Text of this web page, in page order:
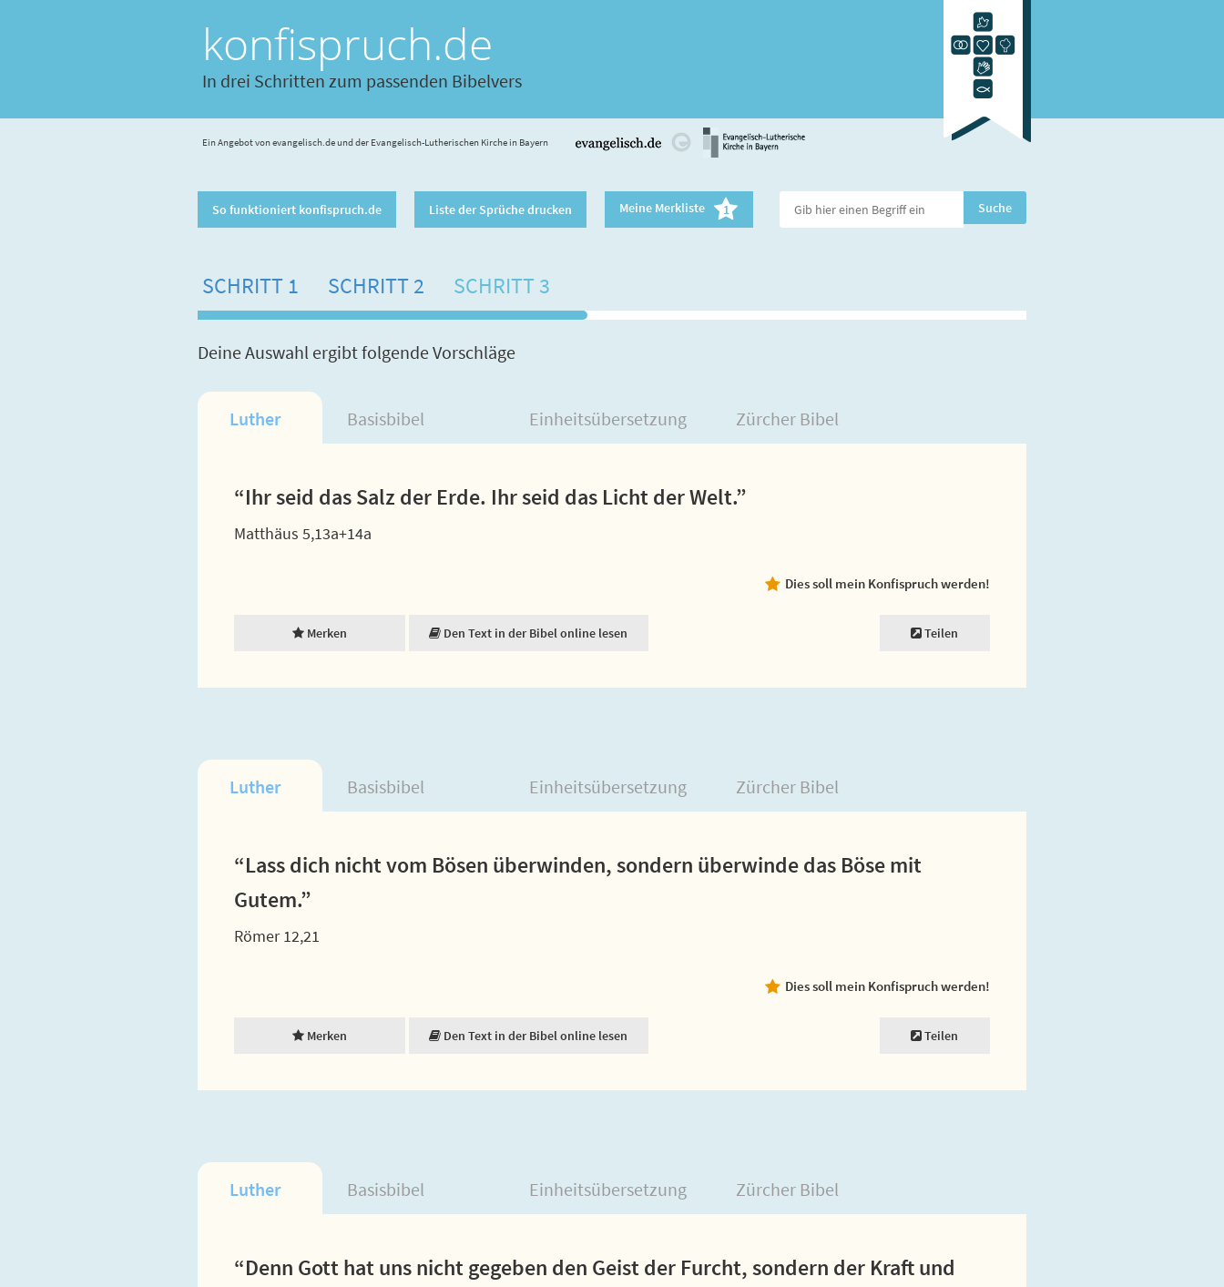
konfispruch.de
In drei Schritten zum passenden Bibelvers
Ein Angebot von evangelisch.de und der Evangelisch-Lutherischen Kirche in Bayern
So funktioniert konfispruch.de Liste der Sprüche drucken Meine Merkliste 1
SCHRITT 1 SCHRITT 2 SCHRITT 3
Deine Auswahl ergibt folgende Vorschläge
Luther Basisbibel Einheitsübersetzung Zürcher Bibel
“Ihr seid das Salz der Erde. Ihr seid das Licht der Welt.”
Matthäus 5,13a+14a
Dies soll mein Konfispruch werden!
Merken Den Text in der Bibel online lesen Teilen
Luther Basisbibel Einheitsübersetzung Zürcher Bibel
“Lass dich nicht vom Bösen überwinden, sondern überwinde das Böse mit
Gutem.”
Römer 12,21
Dies soll mein Konfispruch werden!
Merken Den Text in der Bibel online lesen Teilen
Luther Basisbibel Einheitsübersetzung Zürcher Bibel
“Denn Gott hat uns nicht gegeben den Geist der Furcht, sondern der Kraft und